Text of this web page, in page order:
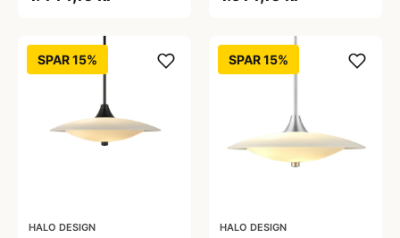
SPAR 15%
HALO DESIGN
SPAR 15%
HALO DESIGN